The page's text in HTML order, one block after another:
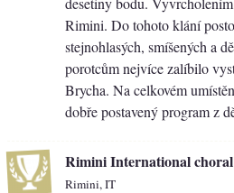
Rimini. Do tohoto klání
stejnohlasých, smíšených a
porotcům nejvíce zalíbilo
Brycha. Na celkovém
dobře postavený program z
Rimini International
Rimini, IT